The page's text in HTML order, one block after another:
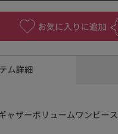
お気に入りに追加
ム詳細
ャザーボリュームワンピース